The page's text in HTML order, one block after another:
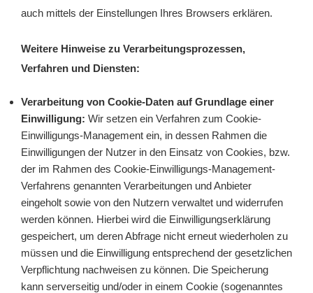
auch mittels der Einstellungen Ihres Browsers erklären.
Weitere Hinweise zu Verarbeitungsprozessen,
Verfahren und Diensten:
Verarbeitung von Cookie-Daten auf Grundlage einer
Einwilligung: Wir setzen ein Verfahren zum Cookie-
Einwilligungs-Management ein, in dessen Rahmen die
Einwilligungen der Nutzer in den Einsatz von Cookies, bzw.
der im Rahmen des Cookie-Einwilligungs-Management-
Verfahrens genannten Verarbeitungen und Anbieter
eingeholt sowie von den Nutzern verwaltet und widerrufen
werden können. Hierbei wird die Einwilligungserklärung
gespeichert, um deren Abfrage nicht erneut wiederholen zu
müssen und die Einwilligung entsprechend der gesetzlichen
Verpflichtung nachweisen zu können. Die Speicherung
kann serverseitig und/oder in einem Cookie (sogenanntes